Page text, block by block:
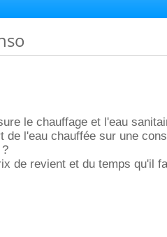
le chauffage et l'eau
l'eau chauffée sur une
de revient et du temps qu'il